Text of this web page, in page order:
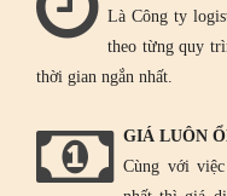
Là Công ty
theo từng quy
thời gian ngắn nhất.
GIÁ LUÔN
Cùng với